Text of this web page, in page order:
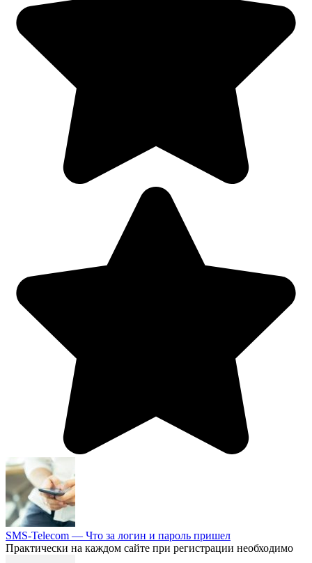
SMS-Telecom — Что за логин и пароль пришел
Практически на каждом сайте при регистрации необходимо